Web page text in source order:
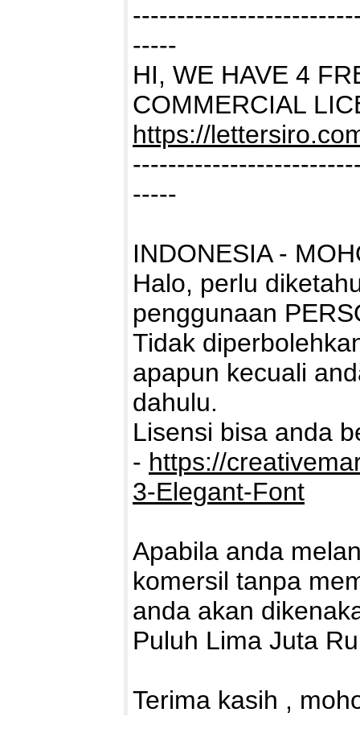
-----
HI, WE HAVE 4
COMMERCIAL
https://
-----
INDONESIA -
Halo, perlu
penggunaan
Tidak
apapun kecuali
dahulu.
Lisensi bisa anda
- https://
3-Elegant-Font
Apabila anda
komersil tanpa
anda akan
Puluh Lima Juta
Terima kasih ,